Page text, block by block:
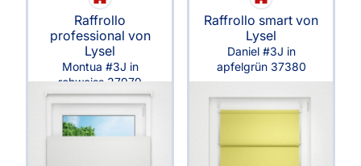
Raffrollo
professional von
Lysel
Montua #3J in
rohweiss 37979
Raffrollo smart von
Lysel
Daniel #3J in
apfelgrün 37380